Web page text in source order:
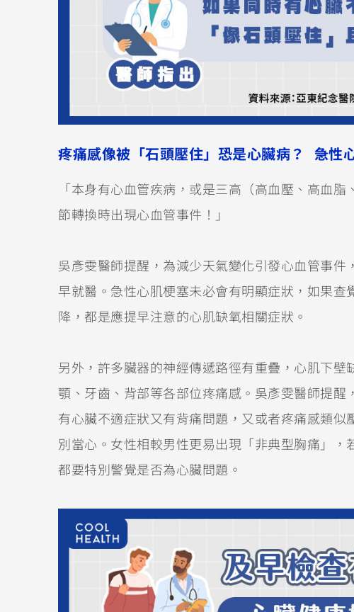
疼痛感像被「石頭壓住」恐是心臟病？ 急性
「本身有心血管疾病，或是三高（高血壓、高血
節轉換時出現心血管事件！」
吳彥雯醫師提醒，為減少天氣變化引發心血管事
早就醫。急性心肌梗塞未必會有明顯症狀，如果
降，都是應提早注意的心肌缺氧相關症狀。
另外，許多臟器的神經傳遞路徑有重疊，心肌下
顎、牙齒、背部等各部位疼痛感。吳彥雯醫師提
有心臟不適症狀又有背痛問題，又或者疼痛感類
別當心。女性相較男性更易出現「非典型胸痛」，
都要特別警覺是否為心臟問題。